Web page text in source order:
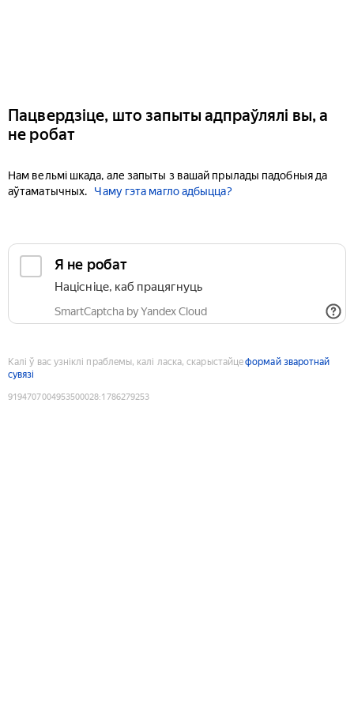
Пацвердзіце, што запыты адпраўлялі вы, а
не робат
Нам вельмі шкада, але запыты з вашай прылады падобныя да
аўтаматычных.
Чаму гэта магло адбыцца?
Я не робат
Націсніце, каб працягнуць
SmartCaptcha by Yandex Cloud
Калі ў вас узніклі праблемы, калі ласка, скарыстайцеформай зваротнай
сувязі
9194707004953500028:1786279253